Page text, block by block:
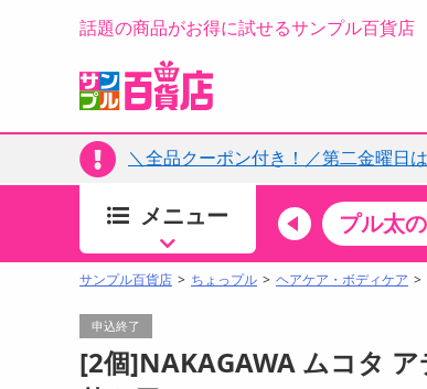
話題の商品がお得に試せるサンプル百貨店
＼全品クーポン付き！／第二金曜日
ちょっプルカテゴリ
食品・調味料
加工食品
お菓子
メニュー
キッチン・日用品 食品 プル太
サンプル百貨店 ちょっプル ヘアケア・ボディケア
申込終了
[2個]NAKAGAWA ムコタ